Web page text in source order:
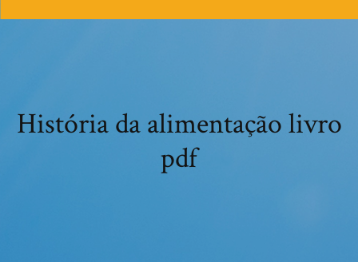
História da alimentação livro
pdf